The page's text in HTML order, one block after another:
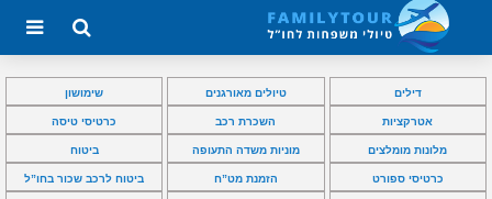
דילים טיולים מאורגנים שימושון
אטרקציות השכרת רכב כרטיסי טיסה
מלונות מומלצים מוניות משדה התעופה ביטוח
כרטיסי ספורט הזמנת מט”ח ביטוח לרכב שכור בחו”ל